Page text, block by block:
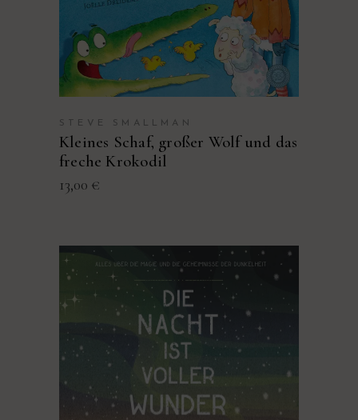
STEVE SMALLMAN
Kleines Schaf, großer Wolf und das
freche Krokodil
13,00 €
PRODUKT KAUFEN